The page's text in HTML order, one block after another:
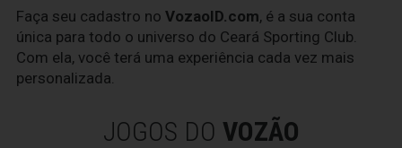
Faça seu cadastro no VozaoID.com, é a sua conta
única para todo o universo do Ceará Sporting Club.
Com ela, você terá uma experiência cada vez mais
personalizada.
JOGOS DO VOZÃO